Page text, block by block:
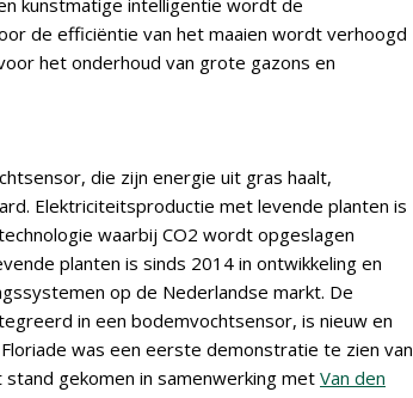
kunstmatige intelligentie wordt de
de efficiëntie van het maaien wordt verhoogd
het onderhoud van grote gazons en
die zijn energie uit gras haalt,
Elektriciteitsproductie met levende planten is
waarbij CO2 wordt opgeslagen
planten is sinds 2014 in ontwikkeling en
op de Nederlandse markt. De
in een bodemvochtsensor, is nieuw en
was een eerste demonstratie te zien van
gekomen in samenwerking met Van den